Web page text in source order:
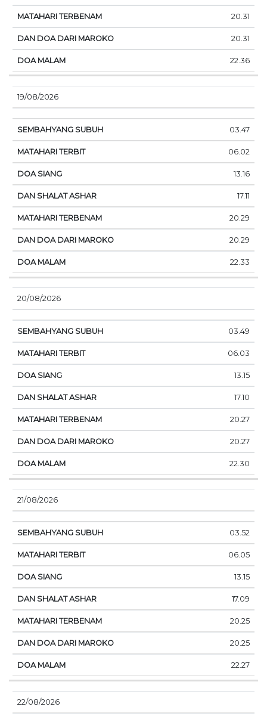
20.31
20.31
22.36
19/08/2026
03.47
06.02
13.16
17.11
20.29
20.29
22.33
20/08/2026
03.49
06.03
13.15
17.10
20.27
20.27
22.30
21/08/2026
03.52
06.05
13.15
17.09
20.25
20.25
22.27
22/08/2026